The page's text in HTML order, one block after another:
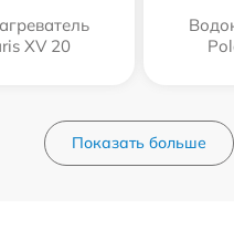
XV 20
Показать больше